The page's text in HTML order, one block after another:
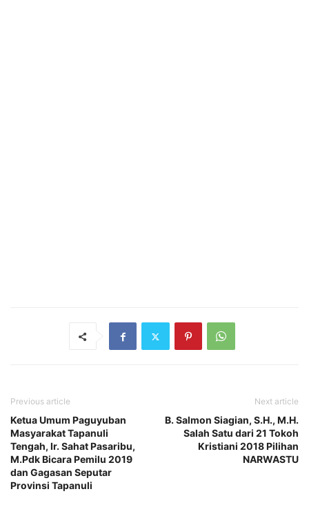
Previous article
Ketua Umum Paguyuban
Masyarakat Tapanuli
Tengah, Ir. Sahat Pasaribu,
M.Pdk Bicara Pemilu 2019
dan Gagasan Seputar
Provinsi Tapanuli
Next article
B. Salmon Siagian, S.H., M.H.
Salah Satu dari 21 Tokoh
Kristiani 2018 Pilihan
NARWASTU